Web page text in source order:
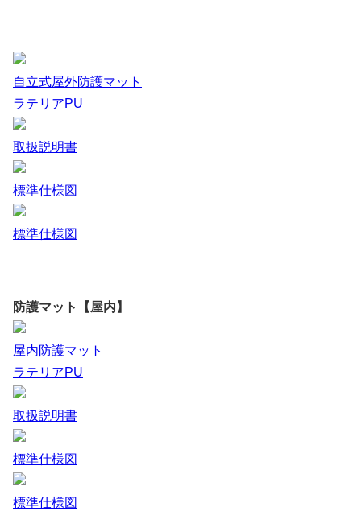
自立式屋外防護マット
ラテリアPU
取扱説明書
標準仕様図
標準仕様図
防護マット【屋内】
屋内防護マット
ラテリアPU
取扱説明書
標準仕様図
標準仕様図